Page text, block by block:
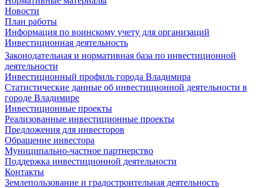
Новости
План работы
Информация по воинскому учету для организаций
Инвестиционная деятельность
Законодательная и нормативная база по инвестиционной
деятельности
Инвестиционный профиль города Владимира
Статистические данные об инвестиционной деятельности в
городе Владимире
Инвестиционные проекты
Реализованные инвестиционные проекты
Предложения для инвесторов
Обращение инвестора
Муниципально-частное партнерство
Поддержка инвестиционной деятельности
Контакты
Землепользование и градостроительная деятельность